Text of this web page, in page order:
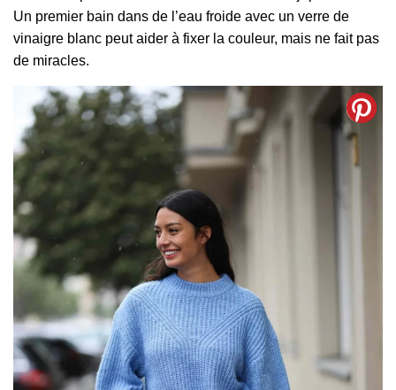
Un premier bain dans de l’eau froide avec un verre de
vinaigre blanc peut aider à fixer la couleur, mais ne fait pas
de miracles.